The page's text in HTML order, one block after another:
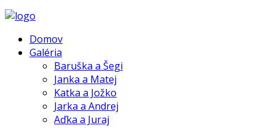
Domov
Galéria
Baruška a Šegi
Janka a Matej
Katka a Jožko
Jarka a Andrej
Aďka a Juraj